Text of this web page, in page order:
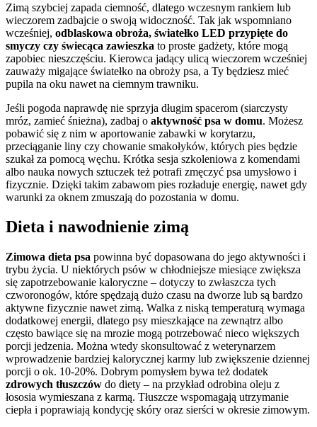
Zimą szybciej zapada ciemność, dlatego wczesnym rankiem lub
wieczorem zadbajcie o swoją widoczność. Tak jak wspomniano
wcześniej, odblaskowa obroża, światełko LED przypięte do
smyczy czy świecąca zawieszka to proste gadżety, które mogą
zapobiec nieszczęściu. Kierowca jadący ulicą wieczorem wcześniej
zauważy migające światełko na obroży psa, a Ty będziesz mieć
pupila na oku nawet na ciemnym trawniku.
Jeśli pogoda naprawdę nie sprzyja długim spacerom (siarczysty
mróz, zamieć śnieżna), zadbaj o aktywność psa w domu. Możesz
pobawić się z nim w aportowanie zabawki w korytarzu,
przeciąganie liny czy chowanie smakołyków, których pies będzie
szukał za pomocą węchu. Krótka sesja szkoleniowa z komendami
albo nauka nowych sztuczek też potrafi zmęczyć psa umysłowo i
fizycznie. Dzięki takim zabawom pies rozładuje energię, nawet gdy
warunki za oknem zmuszają do pozostania w domu.
Dieta i nawodnienie zimą
Zimowa dieta psa powinna być dopasowana do jego aktywności i
trybu życia. U niektórych psów w chłodniejsze miesiące zwiększa
się zapotrzebowanie kaloryczne – dotyczy to zwłaszcza tych
czworonogów, które spędzają dużo czasu na dworze lub są bardzo
aktywne fizycznie nawet zimą. Walka z niską temperaturą wymaga
dodatkowej energii, dlatego psy mieszkające na zewnątrz albo
często bawiące się na mrozie mogą potrzebować nieco większych
porcji jedzenia. Można wtedy skonsultować z weterynarzem
wprowadzenie bardziej kalorycznej karmy lub zwiększenie dziennej
porcji o ok. 10-20%. Dobrym pomysłem bywa też dodatek
zdrowych tłuszczów do diety – na przykład odrobina oleju z
łososia wymieszana z karmą. Tłuszcze wspomagają utrzymanie
ciepła i poprawiają kondycję skóry oraz sierści w okresie zimowym.